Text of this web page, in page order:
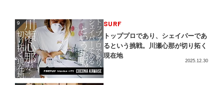
9 SURF
トッププロであり、シェイパーであ
るという挑戦。川瀬心那が切り拓く
現在地
2025.12.30